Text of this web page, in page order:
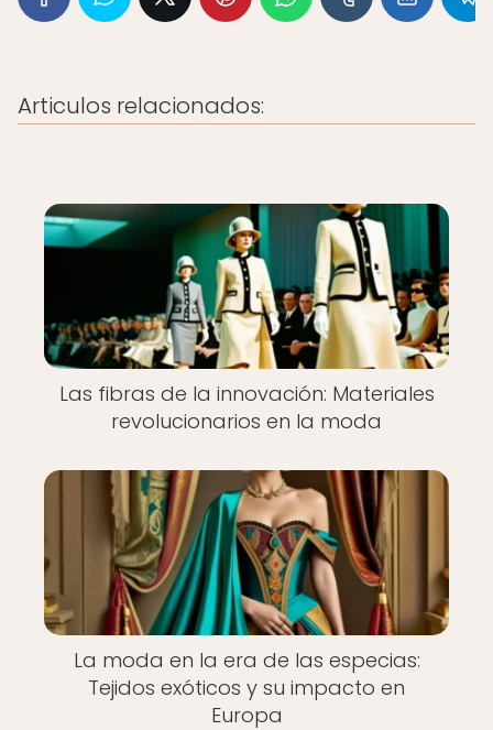
Articulos relacionados:
Las fibras de la innovación: Materiales
revolucionarios en la moda
La moda en la era de las especias:
Tejidos exóticos y su impacto en
Europa